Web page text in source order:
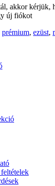
akkor kérjük,
új fiókot
prémium, ezüst,